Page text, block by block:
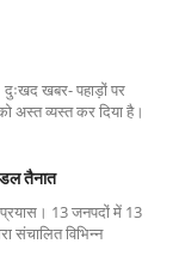
खबर- पहाड़ों पर
अस्त व्यस्त कर दिया है।
तैनात
13 जनपदों में 13
संचालित विभिन्न